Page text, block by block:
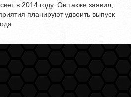
в 2014 году. Он также заявил,
планируют удвоить выпуск